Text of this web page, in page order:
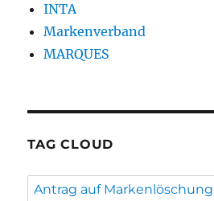
INTA
Markenverband
MARQUES
TAG CLOUD
Antrag auf Markenlöschung